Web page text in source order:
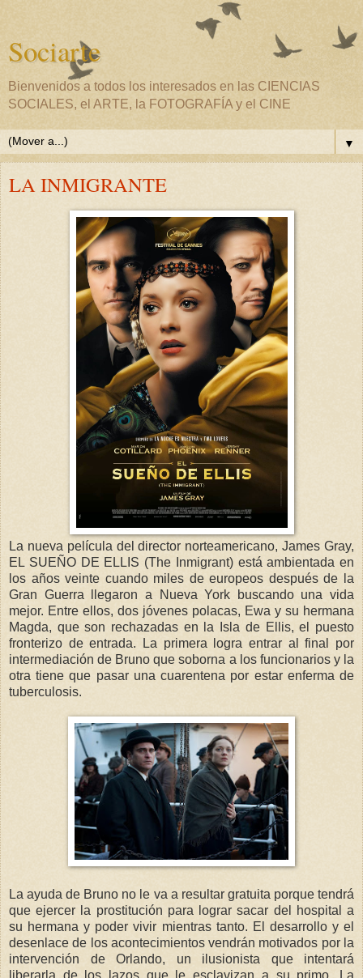
Sociarte
Bienvenidos a todos los interesados en las CIENCIAS
SOCIALES, el ARTE, la FOTOGRAFÍA y el CINE
▼
LA INMIGRANTE
La nueva película del director norteamericano, James Gray,
EL SUEÑO DE ELLIS (The Inmigrant) está ambientada en
los años veinte cuando miles de europeos después de la
Gran Guerra llegaron a Nueva York buscando una vida
mejor. Entre ellos, dos jóvenes polacas, Ewa y su hermana
Magda, que son rechazadas en la Isla de Ellis, el puesto
fronterizo de entrada. La primera logra entrar al final por
intermediación de Bruno que soborna a los funcionarios y la
otra tiene que pasar una cuarentena por estar enferma de
tuberculosis.
La ayuda de Bruno no le va a resultar gratuita porque tendrá
que ejercer la prostitución para lograr sacar del hospital a
su hermana y poder vivir mientras tanto. El desarrollo y el
desenlace de los acontecimientos vendrán motivados por la
intervención de Orlando, un ilusionista que intentará
liberarla de los lazos que le esclavizan a su primo. La